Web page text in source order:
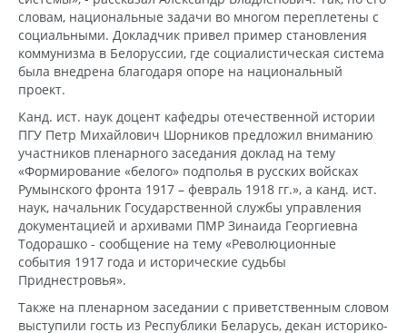
словам, национальные задачи во многом переплетены с
социальными. Докладчик привел пример становления
коммунизма в Белоруссии, где социалистическая система
была внедрена благодаря опоре на национальный
проект.
Канд. ист. наук доцент кафедры отечественной истории
ПГУ Петр Михайлович Шорников предложил вниманию
участников пленарного заседания доклад на тему
«Формирование «белого» подполья в русских войсках
Румынского фронта 1917 – февраль 1918 гг.», а канд. ист.
наук, начальник Государственной службы управления
документацией и архивами ПМР Зинаида Георгиевна
Тодорашко - сообщение на тему «Революционные
события 1917 года и исторические судьбы
Приднестровья».
Также на пленарном заседании с приветственным словом
выступили гость из Республики Беларусь, декан историко-